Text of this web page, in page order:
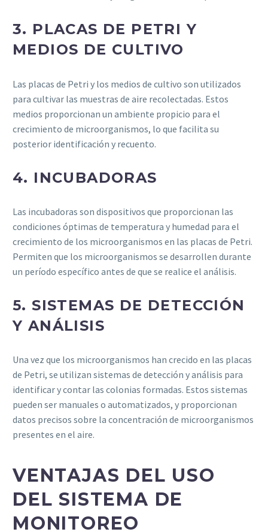
3. PLACAS DE PETRI Y
MEDIOS DE CULTIVO
Las placas de Petri y los medios de cultivo son utilizados
para cultivar las muestras de aire recolectadas. Estos
medios proporcionan un ambiente propicio para el
crecimiento de microorganismos, lo que facilita su
posterior identificación y recuento.
4. INCUBADORAS
Las incubadoras son dispositivos que proporcionan las
condiciones óptimas de temperatura y humedad para el
crecimiento de los microorganismos en las placas de Petri.
Permiten que los microorganismos se desarrollen durante
un período específico antes de que se realice el análisis.
5. SISTEMAS DE DETECCIÓN
Y ANÁLISIS
Una vez que los microorganismos han crecido en las placas
de Petri, se utilizan sistemas de detección y análisis para
identificar y contar las colonias formadas. Estos sistemas
pueden ser manuales o automatizados, y proporcionan
datos precisos sobre la concentración de microorganismos
presentes en el aire.
VENTAJAS DEL USO
DEL SISTEMA DE
MONITOREO